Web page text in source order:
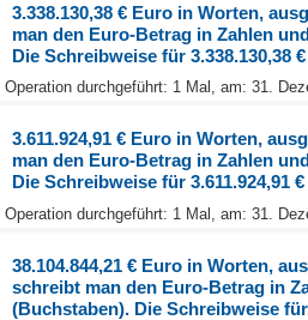
3.338.130,38 € Euro in Worten,
man den Euro-Betrag in Zahlen
Die Schreibweise für 3.338.130,38
Operation durchgeführt: 1 Mal, am: 31.
3.611.924,91 € Euro in Worten,
man den Euro-Betrag in Zahlen
Die Schreibweise für 3.611.924,91
Operation durchgeführt: 1 Mal, am: 31.
38.104.844,21 € Euro in Worten,
schreibt man den Euro-Betrag in
(Buchstaben). Die Schreibweise